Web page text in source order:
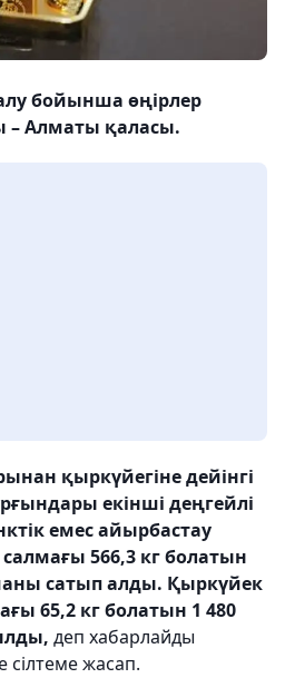
бойынша өңірлер
Алматы қаласы.
қыркүйегіне дейінгі
екінші деңгейлі
емес айырбастау
566,3 кг болатын
сатып алды. Қыркүйек
65,2 кг болатын 1 480
деп хабарлайды
сілтеме жасап.